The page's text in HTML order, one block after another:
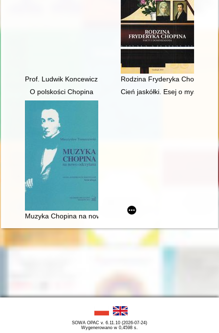
Prof. Ludwik Koncewicz (1790-1857). Nauczyciel Fryderyka
Rodzina Fryderyka Chopina.
O polskości Chopina
Cień jaskółki. Esej o myślach
Muzyka Chopina na nowo odczytana
SOWA OPAC v. 6.11.10 (2026-07-24)
Wygenerowano w 0,4598 s.